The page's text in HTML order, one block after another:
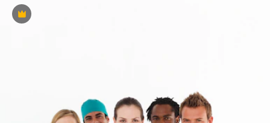
Premium